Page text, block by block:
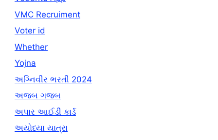
VMC Recruiment
Voter id
Whether
Yojna
અગ્નિવીર ભરતી 2024
અજબ ગજબ
અપાર આઈડી કાર્ડ
અયોધ્યા યાત્રા